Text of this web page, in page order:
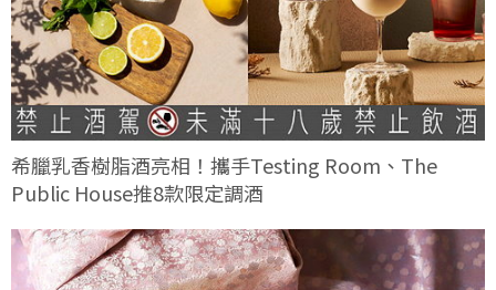
希臘乳香樹脂酒亮相！攜手Testing Room、The
Public House推8款限定調酒